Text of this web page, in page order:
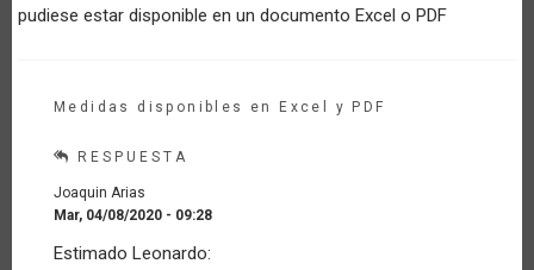
pudiese estar disponible en un documento Excel o PDF
Medidas disponibles en Excel y PDF
RESPUESTA
Joaquin Arias
Mar, 04/08/2020 - 09:28
respuesta
Estimado Leonardo: